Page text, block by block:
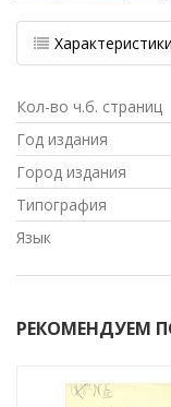
Характеристики
Кол-во ч.б. страниц
Год издания
Город издания
Типография
Язык
РЕКОМЕНДУЕМ